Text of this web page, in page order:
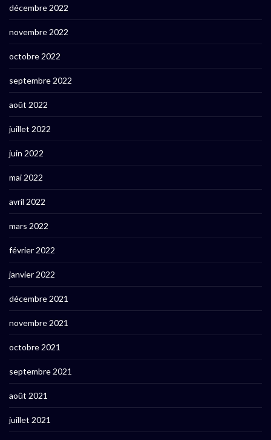
décembre 2022
novembre 2022
octobre 2022
septembre 2022
août 2022
juillet 2022
juin 2022
mai 2022
avril 2022
mars 2022
février 2022
janvier 2022
décembre 2021
novembre 2021
octobre 2021
septembre 2021
août 2021
juillet 2021